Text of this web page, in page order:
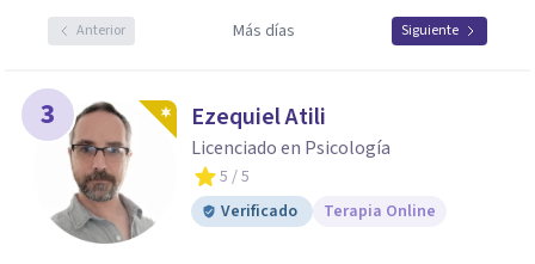
Anterior Más días Siguiente
3 Ezequiel Atili
Licenciado en Psicología
5 / 5
Verificado
Terapia Online